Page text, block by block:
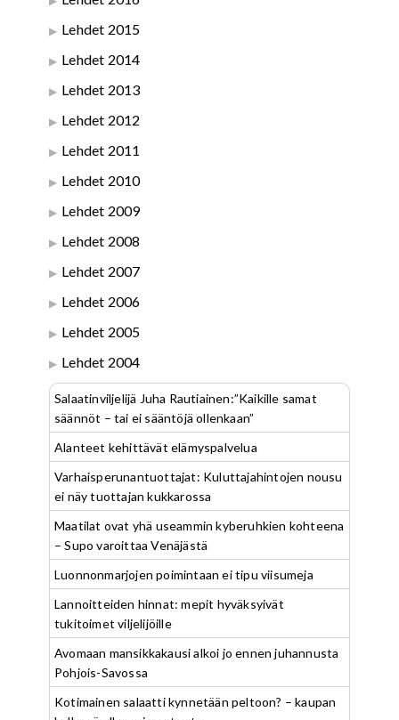
Lehdet 2015
Lehdet 2014
Lehdet 2013
Lehdet 2012
Lehdet 2011
Lehdet 2010
Lehdet 2009
Lehdet 2008
Lehdet 2007
Lehdet 2006
Lehdet 2005
Lehdet 2004
Salaatinviljelijä Juha Rautiainen:”Kaikille samat
säännöt – tai ei sääntöjä ollenkaan”
Alanteet kehittävät elämyspalvelua
Varhaisperunantuottajat: Kuluttajahintojen nousu
ei näy tuottajan kukkarossa
Maatilat ovat yhä useammin kyberuhkien kohteena
– Supo varoittaa Venäjästä
Luonnonmarjojen poimintaan ei tipu viisumeja
Lannoitteiden hinnat: mepit hyväksyivät
tukitoimet viljelijöille
Avomaan mansikkakausi alkoi jo ennen juhannusta
Pohjois-Savossa
Kotimainen salaatti kynnetään peltoon? – kaupan